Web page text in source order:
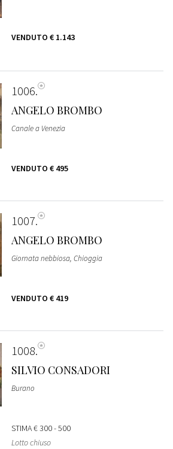
VENDUTO € 1.143
1006
ANGELO BROMBO
Canale a Venezia
VENDUTO € 495
1007
ANGELO BROMBO
Giornata nebbiosa, Chioggia
VENDUTO € 419
1008
SILVIO CONSADORI
Burano
STIMA€ 300 - 500
Lotto chiuso